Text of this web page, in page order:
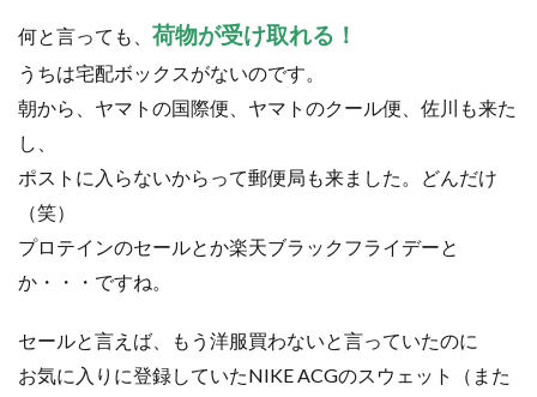
何と言っても、 荷物が受け取れる！
うちは宅配ボックスがないのです。
朝から、ヤマトの国際便、ヤマトのクール便、佐川も来た
し、
ポストに入らないからって郵便局も来ました。どんだけ
（笑）
プロテインのセールとか楽天ブラックフライデーと
か・・・ですね。
セールと言えば、もう洋服買わないと言っていたのに
お気に入りに登録していたNIKE ACGのスウェット（また